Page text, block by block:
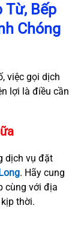
Từ, Bếp
Chóng
việc gọi dịch
lợi là điều cần
dịch vụ đặt
. Hãy cung
cùng với địa
thời.